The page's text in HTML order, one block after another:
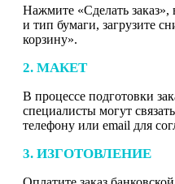
Нажмите «Сделать
и тип бумаги, загрузите
корзину».
2. МАКЕТ
В процессе подготовки
специалисты могут
телефону или email для
3. ИЗГОТОВЛЕНИЕ